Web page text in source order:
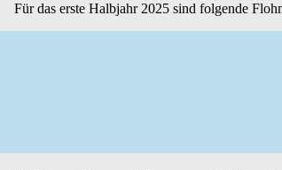
Für das erste Halbjahr 2025 sind folgende